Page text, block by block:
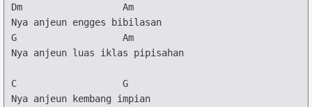
Dm
Am
G
Am
Nya anjeun luas iklas pipisahan
C
G